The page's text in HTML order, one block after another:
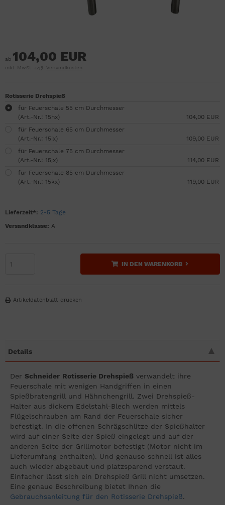
ab 104,00 EUR
inkl. MwSt. zzgl. Versandkosten
Rotisserie Drehspieß
für Feuerschale 55 cm Durchmesser
(Art.-Nr.: 15hx)
104,00 EUR
für Feuerschale 65 cm Durchmesser
(Art.-Nr.: 15ix)
109,00 EUR
für Feuerschale 75 cm Durchmesser
(Art.-Nr.: 15jx)
114,00 EUR
für Feuerschale 85 cm Durchmesser
(Art.-Nr.: 15kx)
119,00 EUR
Lieferzeit*: 2-5 Tage
Versandklasse: A
IN DEN WARENKORB
Artikeldatenblatt drucken
Details
Der Schneider Rotisserie Drehspieß verwandelt ihre
Feuerschale mit wenigen Handgriffen in einen
Spießbratengrill und Hähnchengrill. Zwei Drehspieß-
Halter aus dickem Edelstahl-Blech werden mittels
Flügelschrauben am Rand der Feuerschale sicher
befestigt. In die offenen Schrägschlitze der Spießhalter
wird auf einer Seite der Spieß eingelegt und auf der
anderen Seite der Grillmotor befestigt (Motor nicht im
Lieferumfang enthalten). Und genauso schnell ist alles
auch wieder abgebaut und platzsparend verstaut.
Einfacher lässt sich ein Drehspieß Grill nicht umsetzen.
Eine genaue Beschreibung bietet Ihnen die
Gebrauchsanleitung für den Rotisserie Drehspieß.